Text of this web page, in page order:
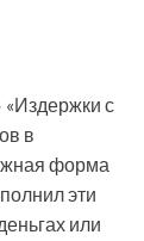
«Издержки с
в
форма
эти
или